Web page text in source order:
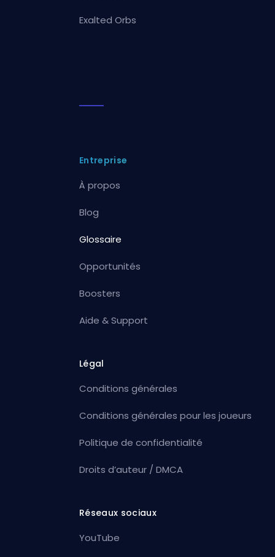
Exalted Orbs
Entreprise
À propos
Blog
Glossaire
Opportunités
Boosters
Aide & Support
Légal
Conditions générales
Conditions générales pour les joueurs
Politique de confidentialité
Droits d’auteur / DMCA
Réseaux sociaux
YouTube